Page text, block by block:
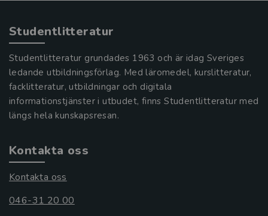
Studentlitteratur
Studentlitteratur grundades 1963 och är idag Sveriges
ledande utbildningsförlag. Med läromedel, kurslitteratur,
facklitteratur, utbildningar och digitala
informationstjänster i utbudet, finns Studentlitteratur med
längs hela kunskapsresan.
Kontakta oss
Kontakta oss
046-31 20 00